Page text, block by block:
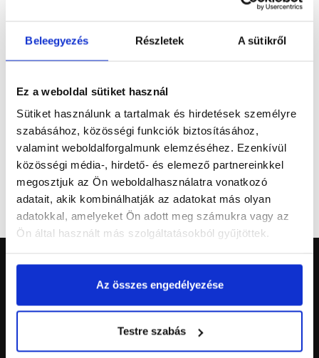
Beleegyezés Részletek A sütikről
Ez a weboldal sütiket használ
Sütiket használunk a tartalmak és hirdetések személyre
szabásához, közösségi funkciók biztosításához,
valamint weboldalforgalmunk elemzéséhez. Ezenkívül
közösségi média-, hirdető- és elemező partnereinkkel
megosztjuk az Ön weboldalhasználatra vonatkozó
adatait, akik kombinálhatják az adatokat más olyan
adatokkal, amelyeket Ön adott meg számukra vagy az
Ön által használt más szolgáltatásokból gyűjtöttek.
Az összes engedélyezése
Testre szabás
Vásárlói vélemények
Kérdések és válaszok